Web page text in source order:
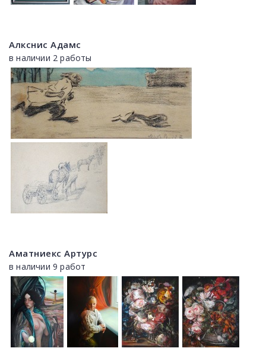
Алкснис Адамс
в наличии 2 работы
Аматниекс Артурс
в наличии 9 работ